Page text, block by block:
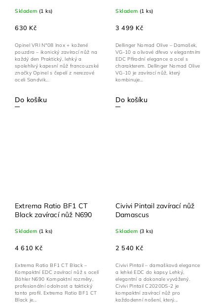
Skladem (1 ks)
630 Kč
Do košíku
Opinel VRI N°08 Inox + kožené
pouzdro – ikonický zavírací nůž na
každý den Praktický, lehký a
spolehlivý kapesní nůž francouzské
značky Opinel s čepelí z nerezové
oceli Sandvik...
Skladem (1 ks)
3 499 Kč
Do košíku
Dellinger Nomad Olive – Damašek,
VG-10 a olivové dřevo v elegantním
EDC Přírodní elegance a ocel s
charakterem. Dellinger Nomad Olive
VG-10 je zavírací nůž, který
kombinuje...
Extrema Ratio BF1 CT
Black zavírací nůž N690
Skladem (1 ks)
4 610 Kč
Extrema Ratio BF1 CT Black –
Kompaktní EDC zavírací nůž s ocelí
Böhler N690 Kompaktní rozměry,
profesionální odolnost a taktický
tanto profil. Extrema Ratio BF1 CT
Black je...
Civivi Pintail zavírací nůž
Damascus
Skladem (3 ks)
2 540 Kč
Civivi Pintail – damašková elegance
a lehké EDC do kapsy Lehký,
elegantní a dokonale vyvážený.
Civivi Pintail C2020DS-2 je
kompaktní zavírací nůž pro
každodenní nošení, který...